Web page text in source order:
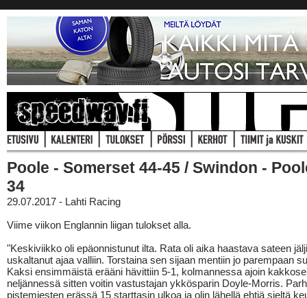
Poole - Somerset 44-45 / Swindon -
34
29.07.2017 - Lahti Racing
Viime viikon Englannin liigan tulokset alla.
"Keskiviikko oli epäonnistunut ilta. Rata oli aika haastava sateen
uskaltanut ajaa valliin. Torstaina sen sijaan mentiin jo parempaan
Kaksi ensimmäistä erääni hävittiin 5-1, kolmannessa ajoin
neljännessä sitten voitin vastustajan ykkösparin Doyle-Morris.
pistemiesten erässä 15 starttasin ulkoa ja olin lähellä ehtiä sieltä